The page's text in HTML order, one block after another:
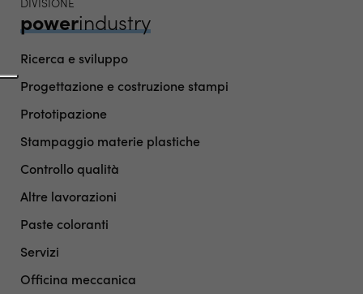
powerindustry
Ricerca e sviluppo
Progettazione e costruzione stampi
Prototipazione
Stampaggio materie plastiche
Controllo qualità
Altre lavorazioni
Paste coloranti
Servizi
Officina meccanica